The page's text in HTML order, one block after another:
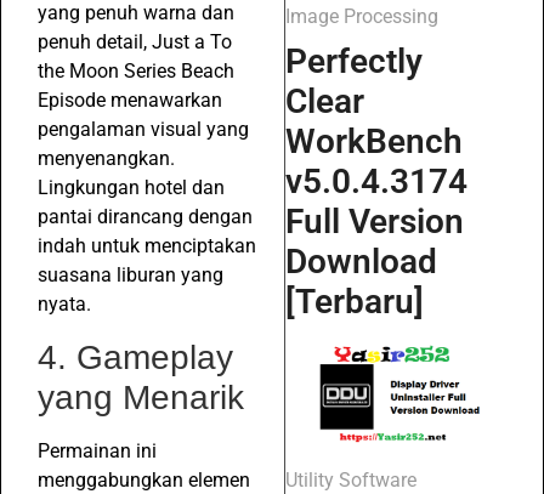
yang penuh warna dan
penuh detail, Just a To
the Moon Series Beach
Episode menawarkan
pengalaman visual yang
menyenangkan.
Lingkungan hotel dan
pantai dirancang dengan
indah untuk menciptakan
suasana liburan yang
nyata.
4. Gameplay
yang Menarik
Permainan ini
menggabungkan elemen
Image Processing
Perfectly
Clear
WorkBench
v5.0.4.3174
Full Version
Download
[Terbaru]
Utility Software